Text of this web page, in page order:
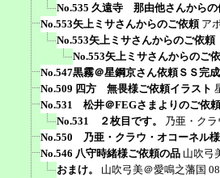
No.535 久遠寺 那由他さんからの
No.553矢上ミサさんからのご依頼 ア
No.553矢上ミサさんからのご依頼
No.553矢上ミサさんからのご依
No.547黒霧＠星鋼京さん依頼ＳＳ完
No.509 四方 無畏様ご依頼イラスト
No.531 松井＠FEGさまよりのご依
No.531 ２枚目です。
乃亜・ク
No.550 乃亜・クラウ・オコーネル
No.546 八守時緒様ご依頼の品 山吹弓
おまけ。
山吹弓美＠愛鳴之藩国